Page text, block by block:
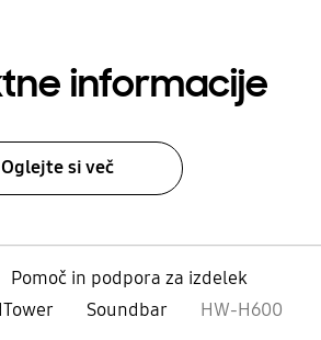
informacije
Oglejte si več
Pomoč in podpora za izdelek
Soundbar HW-H600